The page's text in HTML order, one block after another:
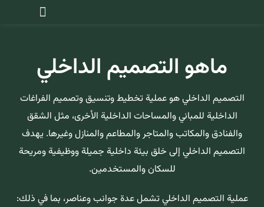
ماهو التصميم الداخلي
التصميم الداخلي هو عملية تخطيط وتنسيق وتصميم الفراغات
الداخلية للمباني والمساحات الداخلية الأخرى، مثل الشقق
والفنادق والمكاتب والمتاجر والمطاعم والمنازل وغيرها. يهدف
التصميم الداخلي إلى خلق بيئة داخلية جميلة ووظيفية ومريحة
للسكان والمستخدمين.
عملية التصميم الداخلي تشمل عدة جوانب وعناصر، بما في ذلك: